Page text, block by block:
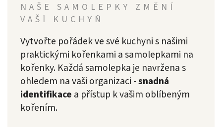
NAŠE SAMOLEPKY ZMĚNÍ
VAŠÍ KUCHYŇ
Vytvořte pořádek ve své kuchyni s našimi
praktickými kořenkami a samolepkami na
kořenky. Každá samolepka je navržena s
ohledem na vaši organizaci -snadná
identifikace a přístup k vašim oblíbeným
kořením.